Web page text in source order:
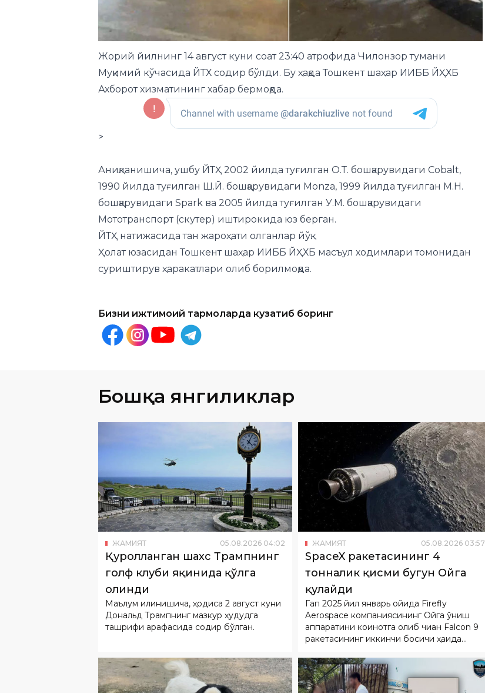
Жорий йилнинг 14 август куни соат 23:40 атрофида Чилонзор тумани
Муқимий кўчасида ЙТХ содир бўлди. Бу ҳақда Тошкент шаҳар ИИББ ЙҲХБ
Ахборот хизматининг хабар бермоқда.
>
Аниқланишича, ушбу ЙТҲ 2002 йилда туғилган О.Т. бошқарувидаги Cobalt,
1990 йилда туғилган Ш.Й. бошқарувидаги Monza, 1999 йилда туғилган М.Н.
бошқарувидаги Spark ва 2005 йилда туғилган У.М. бошқарувидаги
Мототранспорт (скутер) иштирокида юз берган.
ЙТҲ натижасида тан жароҳати олганлар йўқ.
Ҳолат юзасидан Тошкент шаҳар ИИББ ЙҲХБ масъул ходимлари томонидан
суриштирув ҳаракатлари олиб борилмоқда.
Бизни ижтимоий тармоқларда кузатиб боринг
Бошқа янгиликлар
ЖАМИЯТ 05.08.2026 04:02
Қуролланган шахс Трампнинг
голф клуби яқинида қўлга
олинди
Маълум қилинишича, ҳодиса 2 август куни
Дональд Трампнинг мазкур ҳудудга
ташрифи арафасида содир бўлган.
ЖАМИЯТ 05.08.2026 03:57
SpaceX ракетасининг 4
тонналик қисми бугун Ойга
қулайди
Гап 2025 йил январь ойида Firefly
Aerospace компаниясининг Ойга қўниш
аппаратини коинотга олиб чиққан Falcon 9
ракетасининг иккинчи босқичи ҳақида